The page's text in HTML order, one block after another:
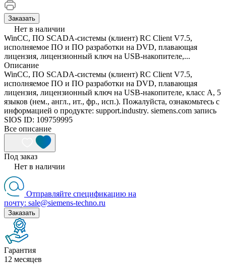
Заказать
Нет в наличии
WinCC, ПО SCADA-системы (клиент) RC Client V7.5,
исполняемое ПО и ПО разработки на DVD, плавающая
лицензия, лицензионный ключ на USB-накопителе,...
Описание
WinCC, ПО SCADA-системы (клиент) RC Client V7.5,
исполняемое ПО и ПО разработки на DVD, плавающая
лицензия, лицензионный ключ на USB-накопителе, класс A, 5
языков (нем., англ., ит., фр., исп.). Пожалуйста, ознакомьтесь с
информацией о продукте: support.industry. siemens.com запись
SIOS ID: 109759995
Все описание
Под заказ
Нет в наличии
Отправляйте спецификацию на
почту: sale@siemens-techno.ru
Заказать
Гарантия
12 месяцев